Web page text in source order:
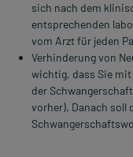
sich nach dem
entsprechenden
vom Arzt für jeden
Verhinderung von
wichtig, dass Sie
der
vorher). Danach soll
Schwangerschaftswo